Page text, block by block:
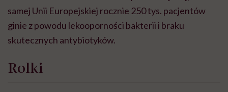
samej Unii Europejskiej rocznie 250 tys. pacjentów
ginie z powodu lekooporności bakterii i braku
skutecznych antybiotyków.
Rolki